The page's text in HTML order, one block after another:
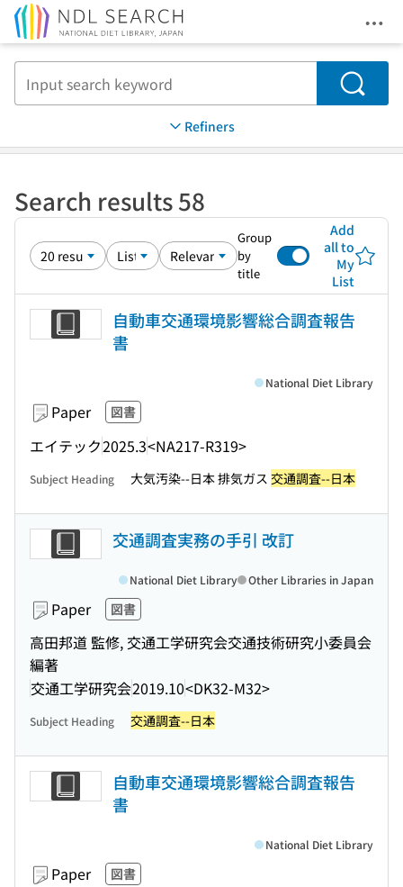
Search
Refiners
Search results 58
Group
by
title
Add
all to
My
List
自動車交通環境影響総合調査報告
書
Paper 図書
エイテック2025.3<NA217-R319>
National Diet Library
Subject Heading 大気汚染--日本 排気ガス 交通調査--日本
交通調査実務の手引 改訂
Paper 図書
高田邦道 監修, 交通工学研究会交通技術研究小委員会
編著
交通工学研究会2019.10<DK32-M32>
National Diet Library Other Libraries in Japan
Subject Heading 交通調査--日本
自動車交通環境影響総合調査報告
書
Paper 図書
National Diet Library